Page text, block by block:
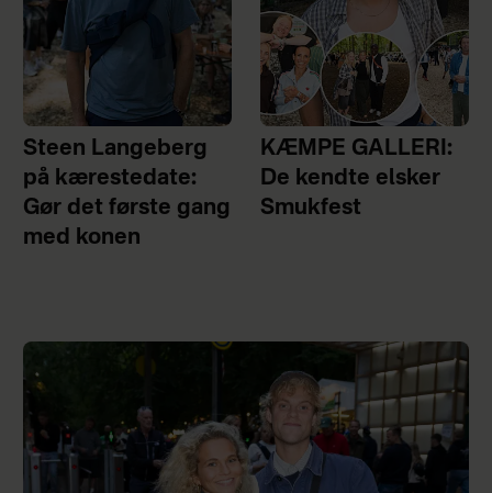
Steen Langeberg
på kærestedate:
Gør det første gang
med konen
KÆMPE GALLERI:
De kendte elsker
Smukfest